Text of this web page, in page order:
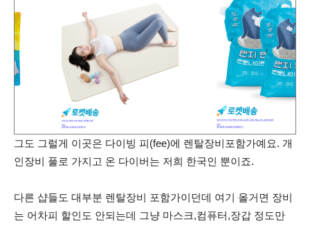
그도 그럴게 이곳은 다이빙 피(fee)에 렌탈장비포함가예요. 개
인장비 풀로 가지고 온 다이버는 저희 한국인 뿐이죠.
다른 샵들도 대부분 렌탈장비 포함가이던데 여기 올거면 장비
는 어차피 할인도 안되는데 그냥 마스크,컴퓨터,장갑 정도만